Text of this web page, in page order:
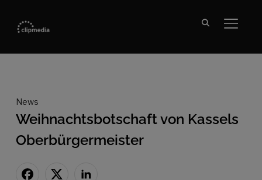
News
Weihnachtsbotschaft von Kassels
Oberbürgermeister